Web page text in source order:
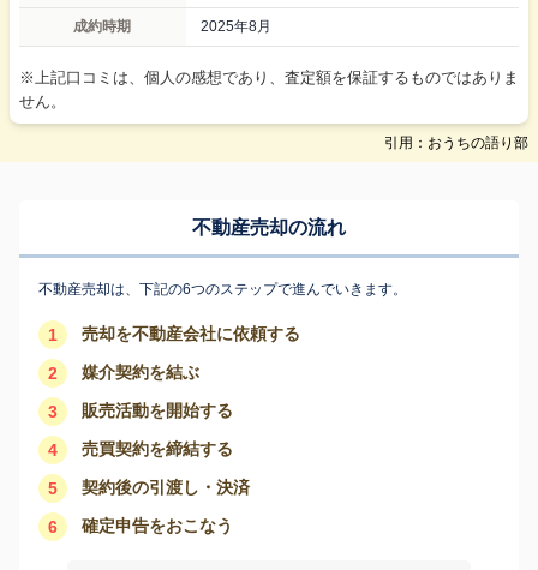
成約時期 2025年8月
※上記口コミは、個人の感想であり、査定額を保証するものではありま
せん。
引用：おうちの語り部
不動産売却の流れ
不動産売却は、下記の6つのステップで進んでいきます。
1 売却を不動産会社に依頼する
2 媒介契約を結ぶ
3 販売活動を開始する
4 売買契約を締結する
5 契約後の引渡し・決済
6 確定申告をおこなう